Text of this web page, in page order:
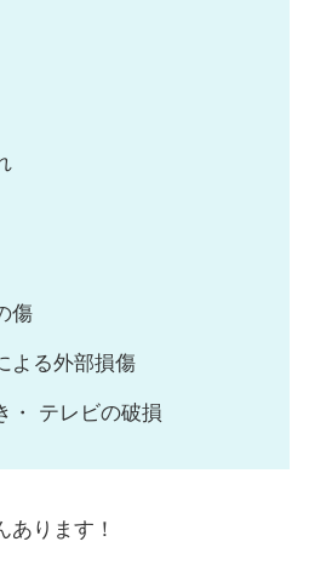
傷
よる外部損傷
・ テレビの破損
あります！